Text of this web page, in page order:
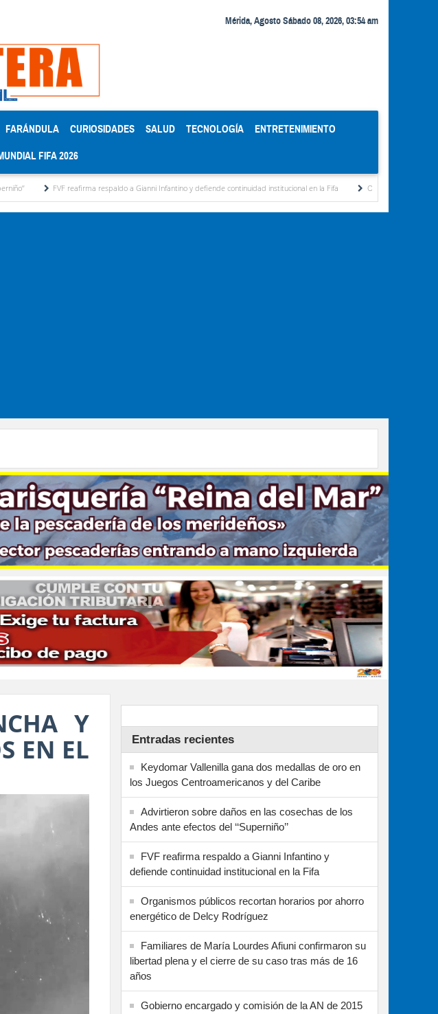
Mérida, Agosto Sábado 08, 2026, 03:54 am
FARÁNDULA CURIOSIDADES SALUD TECNOLOGÍA ENTRETENIMIENTO
FIFA 2026
FVF reafirma respaldo a Gianni Infantino y defiende continuidad institucional en la Fifa Organismos públicos recortan
Y
EN EL
Entradas recientes
Keydomar Vallenilla gana dos medallas de oro en
los Juegos Centroamericanos y del Caribe
Advirtieron sobre daños en las cosechas de los
Andes ante efectos del ‘‘Superniño’’
FVF reafirma respaldo a Gianni Infantino y
defiende continuidad institucional en la Fifa
Organismos públicos recortan horarios por ahorro
energético de Delcy Rodríguez
Familiares de María Lourdes Afiuni confirmaron su
libertad plena y el cierre de su caso tras más de 16
años
Gobierno encargado y comisión de la AN de 2015